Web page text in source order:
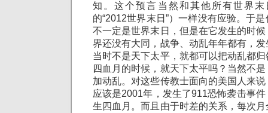
知。这个预言当然和其他所有世界
的“2012世界末日”）一样没有应验。于
不一定是世界末日，但是在它发生的时
界还没有大同，战争、动乱年年都有，
当时不是天下太平，就都可以把动乱都
四血月的时候，就天下太平吗？当然不
加动乱。对这些传教士面向的美国人来
应该是2001年，发生了911恐怖袭击事
生四血月。而且由于时差的关系，每次